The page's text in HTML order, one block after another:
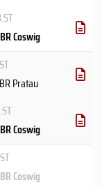
Coswig
Pratau
Coswig
Coswig